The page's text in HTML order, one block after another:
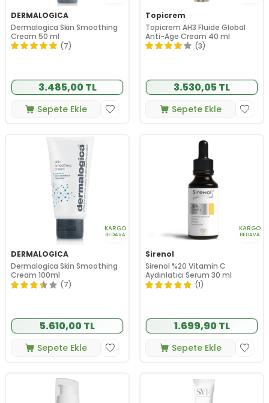
DERMALOGICA
Dermalogica Skin Smoothing
Cream 50 ml
(7)
3.485,00 TL
Sepete Ekle
Topicrem
Topicrem AH3 Fluide Global
Anti-Age Cream 40 ml
(3)
3.530,05 TL
Sepete Ekle
KARGO
BEDAVA
DERMALOGICA
Dermalogica Skin Smoothing
Cream 100ml
(7)
5.610,00 TL
Sepete Ekle
KARGO
BEDAVA
Sirenol
Sirenol %20 Vitamin C
Aydınlatıcı Serum 30 ml
(1)
1.699,90 TL
Sepete Ekle